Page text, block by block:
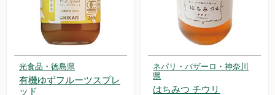
光食品・徳島県
有機ゆずフルーツスプレ
ッド
ネパリ・バザーロ・神奈川
県
はちみつ チウリ